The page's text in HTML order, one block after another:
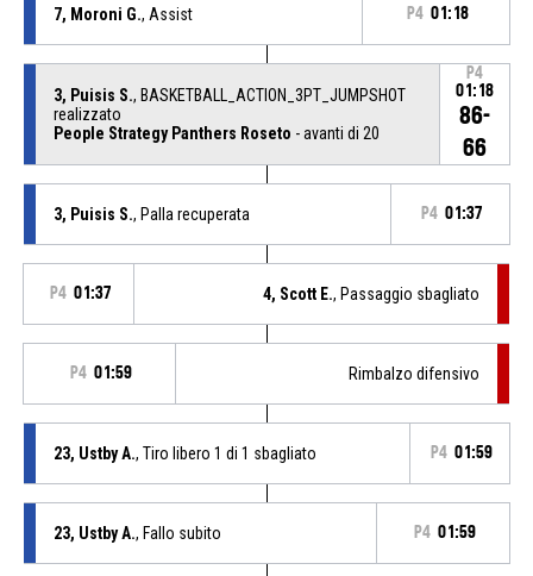
7, Moroni G., Assist P4 01:18
3, Puisis S., BASKETBALL_ACTION_3PT_JUMPSHOT
realizzato
People Strategy Panthers Roseto - avanti di 20
P4
01:18
86-
66
3, Puisis S., Palla recuperata P4 01:37
P4 01:37 4, Scott E., Passaggio sbagliato
P4 01:59 Rimbalzo difensivo
23, Ustby A., Tiro libero 1 di 1 sbagliato P4 01:59
23, Ustby A., Fallo subito P4 01:59